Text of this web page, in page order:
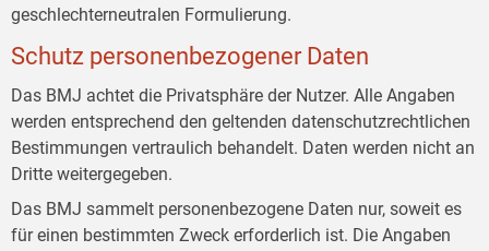
geschlechterneutralen Formulierung.
Schutz personenbezogener Daten
Das BMJ achtet die Privatsphäre der Nutzer. Alle Angaben
werden entsprechend den geltenden datenschutzrechtlichen
Bestimmungen vertraulich behandelt. Daten werden nicht an
Dritte weitergegeben.
Das BMJ sammelt personenbezogene Daten nur, soweit es
für einen bestimmten Zweck erforderlich ist. Die Angaben